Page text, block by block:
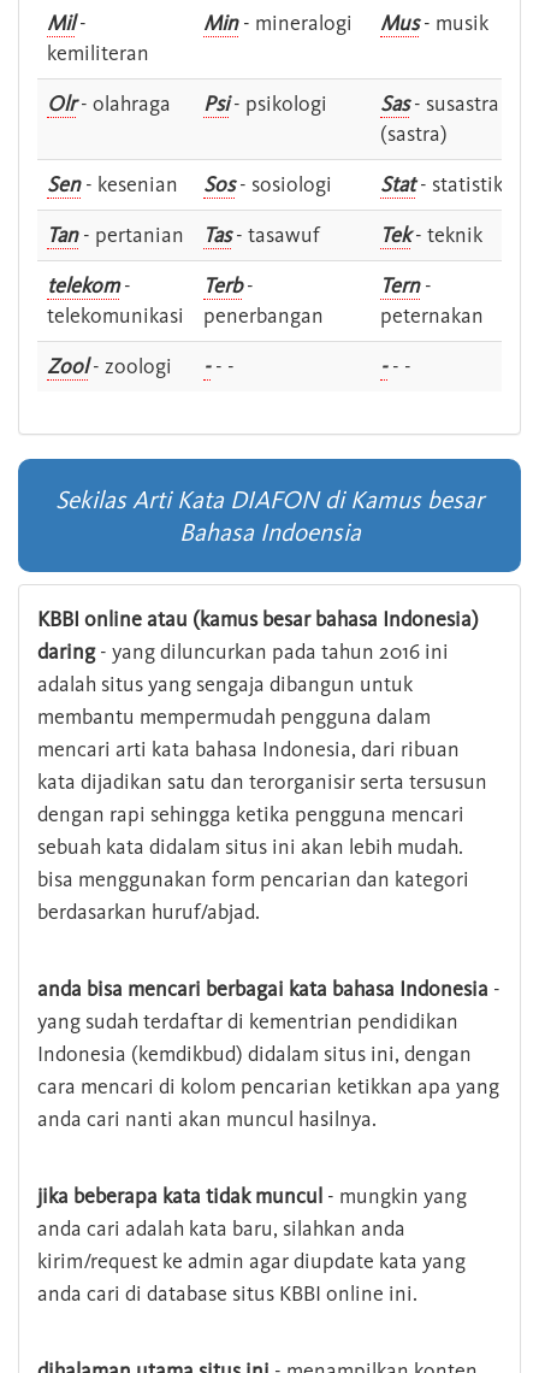
Mil-
kemiliteran
Min- mineralogi Mus- musik
Olr- olahraga Psi- psikologi Sas- susastra -
(sastra)
Sen- kesenian Sos- sosiologi Stat- statistik
Tan- pertanian Tas- tasawuf Tek- teknik
telekom-
telekomunikasi
Terb-
penerbangan
Tern-
peternakan
Zool- zoologi -- - -- -
Sekilas Arti Kata DIAFON di Kamus besar
Bahasa Indoensia
KBBI online atau (kamus besar bahasa Indonesia)
daring- yang diluncurkan pada tahun 2016 ini
adalah situs yang sengaja dibangun untuk
membantu mempermudah pengguna dalam
mencari arti kata bahasa Indonesia, dari ribuan
kata dijadikan satu dan terorganisir serta tersusun
dengan rapi sehingga ketika pengguna mencari
sebuah kata didalam situs ini akan lebih mudah.
bisa menggunakan form pencarian dan kategori
berdasarkan huruf/abjad.
anda bisa mencari berbagai kata bahasa Indonesia -
yang sudah terdaftar di kementrian pendidikan
Indonesia (kemdikbud) didalam situs ini, dengan
cara mencari di kolom pencarian ketikkan apa yang
anda cari nanti akan muncul hasilnya.
jika beberapa kata tidak muncul - mungkin yang
anda cari adalah kata baru, silahkan anda
kirim/request ke admin agar diupdate kata yang
anda cari di database situs KBBI online ini.